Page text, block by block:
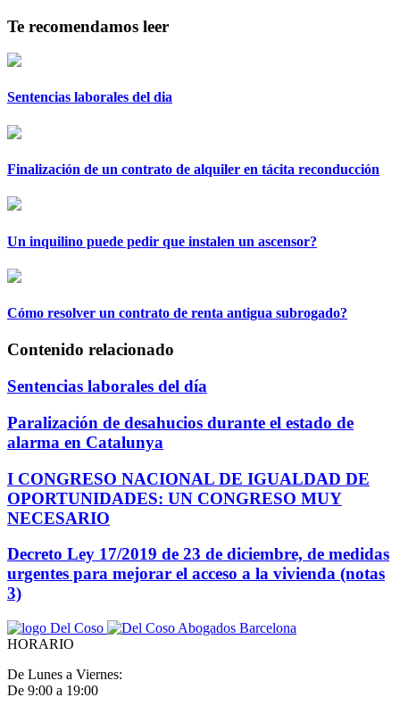
Te recomendamos leer
Sentencias laborales del dia
Finalización de un contrato de alquiler en tácita reconducción
Un inquilino puede pedir que instalen un ascensor?
Cómo resolver un contrato de renta antigua subrogado?
Contenido relacionado
Sentencias laborales del día
Paralización de desahucios durante el estado de
alarma en Catalunya
I CONGRESO NACIONAL DE IGUALDAD DE
OPORTUNIDADES: UN CONGRESO MUY
NECESARIO
Decreto Ley 17/2019 de 23 de diciembre, de medidas
urgentes para mejorar el acceso a la vivienda (notas
3)
HORARIO
De Lunes a Viernes:
De 9:00 a 19:00